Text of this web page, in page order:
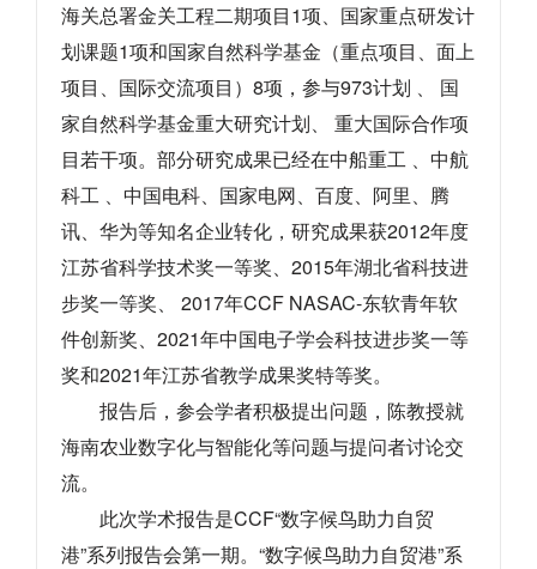
海关总署金关工程二期项目1项、国家重点研发计
划课题1项和国家自然科学基金（重点项目、面上
项目、国际交流项目）8项，参与973计划 、 国
家自然科学基金重大研究计划、 重大国际合作项
目若干项。 部分研究成果已经在中船重工 、中航
科工 、中国电科、国家电网、百度、阿里、腾
讯、华为等知名企业转化，研究成果获2012年度
江苏省科学技术奖一等奖、2015年湖北省科技进
步奖一等奖、 2017年CCF NASAC-东软青年软
件创新奖、2021年中国电子学会科技进步奖一等
奖和2021年江苏省教学成果奖特等奖。
报告后，参会学者积极提出问题，陈教授就
海南农业数字化与智能化等问题与提问者讨论交
流。
此次学术报告是CCF“数字候鸟助力自贸
港”系列报告会第一期。“数字候鸟助力自贸港”系